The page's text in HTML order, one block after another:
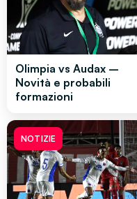
Olimpia vs Audax –
Novità e probabili
formazioni
NOTIZIE